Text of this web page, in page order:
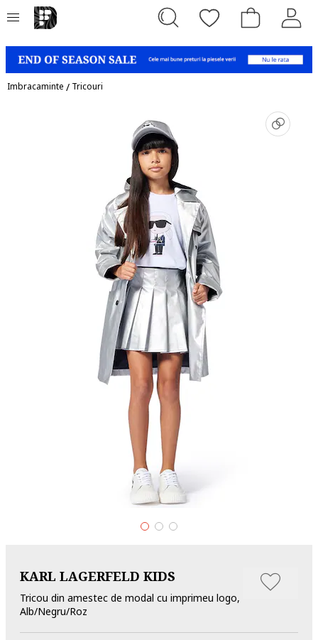
Imbracaminte / Tricouri
KARL LAGERFELD KIDS
Tricou din amestec de modal cu imprimeu logo,
Alb/Negru/Roz